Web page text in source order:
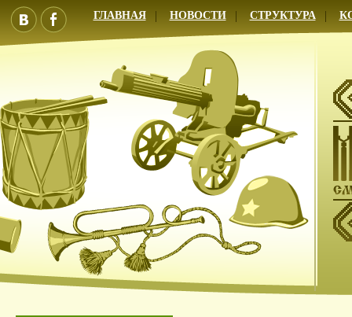
ГЛАВНАЯ НОВОСТИ СТРУКТУРА